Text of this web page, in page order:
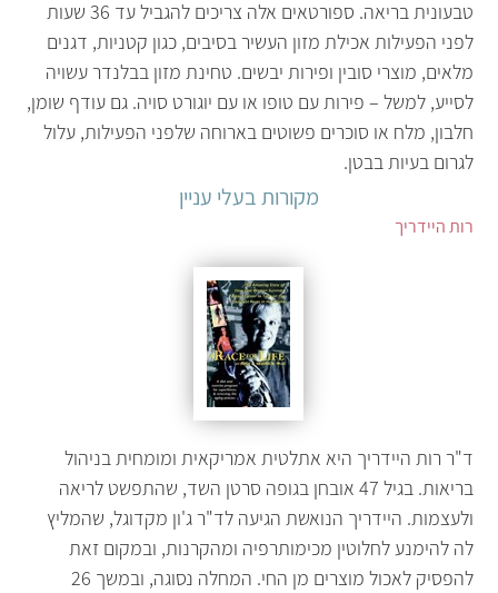
טבעונית בריאה. ספורטאים אלה צריכים להגביל עד 36 שעות
לפני הפעילות אכילת מזון העשיר בסיבים, כגון קטניות, דגנים
מלאים, מוצרי סובין ופירות יבשים. טחינת מזון בבלנדר עשויה
לסייע, למשל – פירות עם טופו או עם יוגורט סויה. גם עודף שומן,
חלבון, מלח או סוכרים פשוטים בארוחה שלפני הפעילות, עלול
לגרום בעיות בבטן.
מקורות בעלי עניין
רות היידריך
ד"ר רות היידריך היא אתלטית אמריקאית ומומחית בניהול
בריאות. בגיל 47 אובחן בגופה סרטן השד, שהתפשט לריאה
ולעצמות. היידריך הנואשת הגיעה לד"ר ג'ון מקדוגל, שהמליץ
לה להימנע לחלוטין מכימותרפיה ומהקרנות, ובמקום זאת
להפסיק לאכול מוצרים מן החי. המחלה נסוגה, ובמשך 26